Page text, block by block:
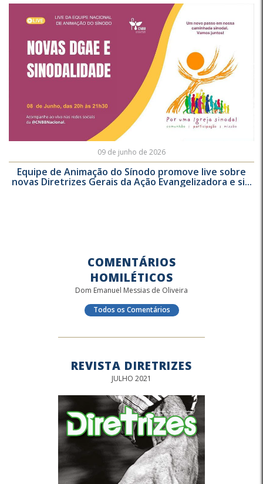
09 de junho de 2026
Equipe de Animação do Sínodo promove live sobre
novas Diretrizes Gerais da Ação Evangelizadora e si...
COMENTÁRIOS
HOMILÉTICOS
Dom Emanuel Messias de Oliveira
Todos os Comentários
REVISTA DIRETRIZES
JULHO 2021